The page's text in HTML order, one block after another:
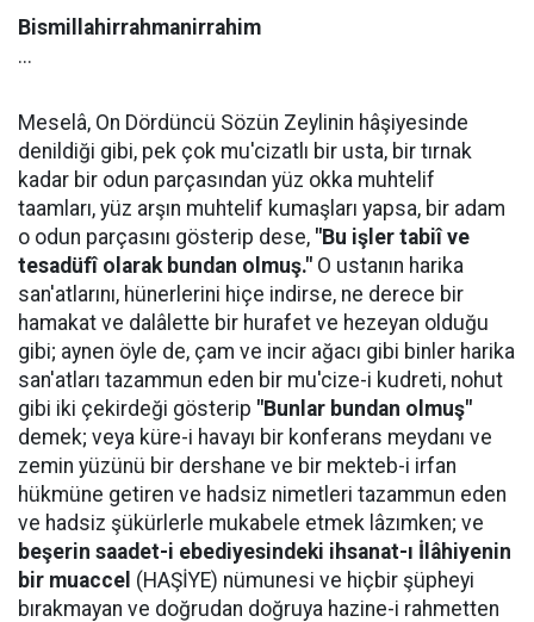
Bismillahirrahmanirrahim
...
Meselâ, On Dördüncü Sözün Zeylinin hâşiyesinde
denildiği gibi, pek çok mu'cizatlı bir usta, bir tırnak
kadar bir odun parçasından yüz okka muhtelif
taamları, yüz arşın muhtelif kumaşları yapsa, bir adam
o odun parçasını gösterip dese, "Bu işler tabiî ve
tesadüfî olarak bundan olmuş." O ustanın harika
san'atlarını, hünerlerini hiçe indirse, ne derece bir
hamakat ve dalâlette bir hurafet ve hezeyan olduğu
gibi; aynen öyle de, çam ve incir ağacı gibi binler harika
san'atları tazammun eden bir mu'cize-i kudreti, nohut
gibi iki çekirdeği gösterip "Bunlar bundan olmuş"
demek; veya küre-i havayı bir konferans meydanı ve
zemin yüzünü bir dershane ve bir mekteb-i irfan
hükmüne getiren ve hadsiz nimetleri tazammun eden
ve hadsiz şükürlerle mukabele etmek lâzımken; ve
beşerin saadet-i ebediyesindeki ihsanat-ı İlâhiyenin
bir muaccel (HAŞİYE) nümunesi ve hiçbir şüpheyi
bırakmayan ve doğrudan doğruya hazine-i rahmetten